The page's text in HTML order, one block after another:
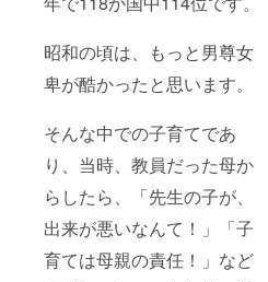
昭和の頃は、もっと男尊女
卑が酷かったと思います。
そんな中での子育てであ
り、当時、教員だった母か
らしたら、「先生の子が、
出来が悪いなんて！」「子
育ては母親の責任！」など